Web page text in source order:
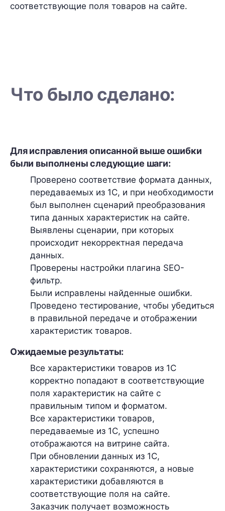
соответствующие поля товаров на сайте.
Что было сделано:
Для исправления описанной выше ошибки
были выполнены следующие шаги:
Проверено соответствие формата данных,
передаваемых из 1С, и при необходимости
был выполнен сценарий преобразования
типа данных характеристик на сайте.
Выявлены сценарии, при которых
происходит некорректная передача
данных.
Проверены настройки плагина SEO-
фильтр.
Были исправлены найденные ошибки.
Проведено тестирование, чтобы убедиться
в правильной передаче и отображении
характеристик товаров.
Ожидаемые результаты:
Все характеристики товаров из 1С
корректно попадают в соответствующие
поля характеристик на сайте с
правильным типом и форматом.
Все характеристики товаров,
передаваемые из 1С, успешно
отображаются на витрине сайта.
При обновлении данных из 1С,
характеристики сохраняются, а новые
характеристики добавляются в
соответствующие поля на сайте.
Заказчик получает возможность